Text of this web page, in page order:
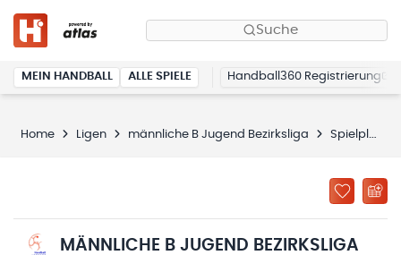
Suche
MEIN HANDBALL ALLE SPIELE Handball360 Registrierung
Home Ligen männliche B Jugend Bezirksliga Spielplan
MÄNNLICHE B JUGEND BEZIRKSLIGA